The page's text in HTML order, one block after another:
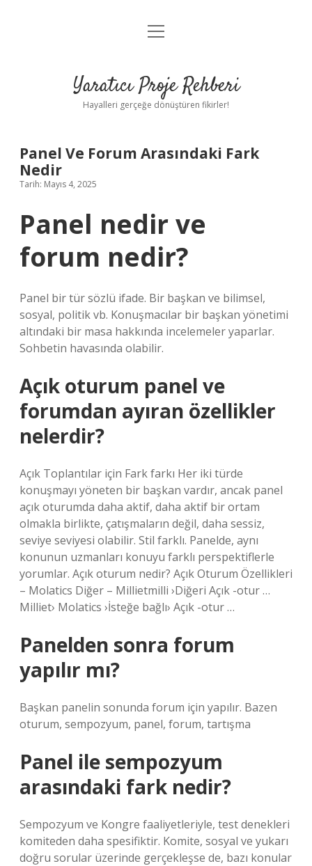
Anasayfa
Yasal Uyarı
menüyü
Yaratıcı Proje Rehberi
Hayalleri gerçeğe dönüştüren fikirler!
Panel Ve Forum Arasındaki Fark
Nedir
Tarih: Mayıs 4, 2025
Panel nedir ve
forum nedir?
Panel bir tür sözlü ifade. Bir başkan ve bilimsel,
sosyal, politik vb. Konuşmacılar bir başkan yönetimi
altındaki bir masa hakkında incelemeler yaparlar.
Sohbetin havasında olabilir.
Açık oturum panel ve
forumdan ayıran özellikler
nelerdir?
Açık Toplantılar için Fark farkı Her iki türde
konuşmayı yöneten bir başkan vardır, ancak panel
açık oturumda daha aktif, daha aktif bir ortam
olmakla birlikte, çatışmaların değil, daha sessiz,
seviye seviyesi olabilir. Stil farklı. Panelde, aynı
konunun uzmanları konuyu farklı perspektiflerle
yorumlar. Açık oturum nedir? Açık Oturum Özellikleri
– Molatics Diğer – Millietmilli ›Diğeri Açık -otur …
Milliet› Molatics ›İsteğe bağlı› Açık -otur …
Panelden sonra forum
yapılır mı?
Başkan panelin sonunda forum için yapılır. Bazen
oturum, sempozyum, panel, forum, tartışma
Panel ile sempozyum
arasındaki fark nedir?
Sempozyum ve Kongre faaliyetleriyle, test denekleri
komiteden daha spesifiktir. Komite, sosyal ve yukarı
doğru sorular üzerinde gerçekleşse de, bazı konular